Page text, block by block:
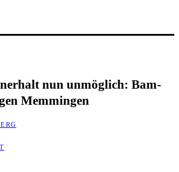
nun unmög­lich: Bam­
Memmingen